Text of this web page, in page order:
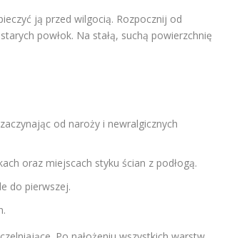
ją przed wilgocią. Rozpocznij od
powłok. Na stałą, suchą powierzchnię
od naroży i newralgicznych
oraz miejscach styku ścian z podłogą.
do pierwszej.